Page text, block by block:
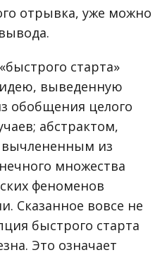
отрывка, уже можно
старта»
идею, выведенную
обобщения целого
абстрактом,
вычлененным из
множества
феноменов
Сказанное вовсе не
быстрого старта
Это означает